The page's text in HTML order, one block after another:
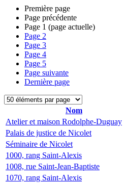
Première page
Page précédente
Page 1 (page actuelle)
Page 2
Page 3
Page 4
Page 5
Page suivante
Dernière page
Nom
Atelier et maison Rodolphe-Duguay
Palais de justice de Nicolet
Séminaire de Nicolet
1000, rang Saint-Alexis
1008, rue Saint-Jean-Baptiste
1070, rang Saint-Alexis